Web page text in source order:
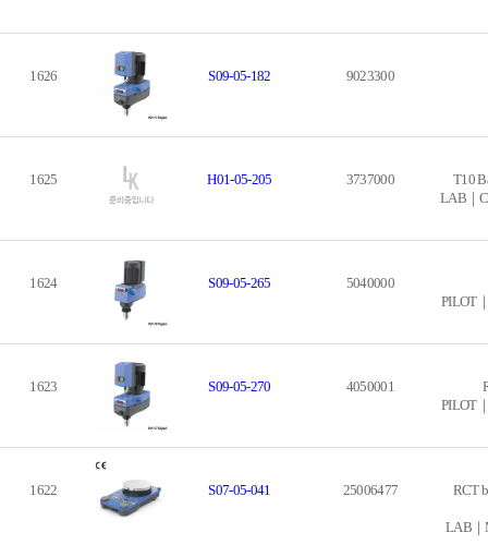
1626 S09-05-182 9023300
1625 H01-05-205 3737000
T10
LAB｜
1624 S09-05-265
5040000
PILOT
1623 S09-05-270 4050001
PILOT
1622 S07-05-041 25006477 RCT
LAB｜